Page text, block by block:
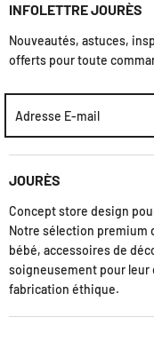
Termes et Conditions
FacebookInstagramCourriel
INFOLETTRE JOURÈS
Nouveautés, astuces,
offerts pour toute
Adresse E-mail
JOURÈS
Concept store design
Notre sélection premium
bébé, accessoires de
soigneusement pour
fabrication éthique.